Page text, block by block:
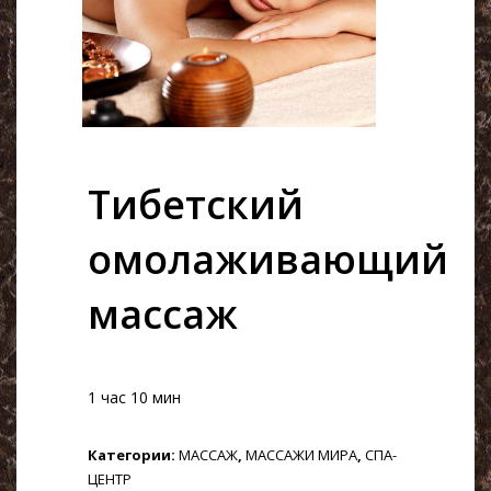
Тибетский
омолаживающий
массаж
1 час 10 мин
Категории: МАССАЖ, МАССАЖИ МИРА, СПА-
ЦЕНТР